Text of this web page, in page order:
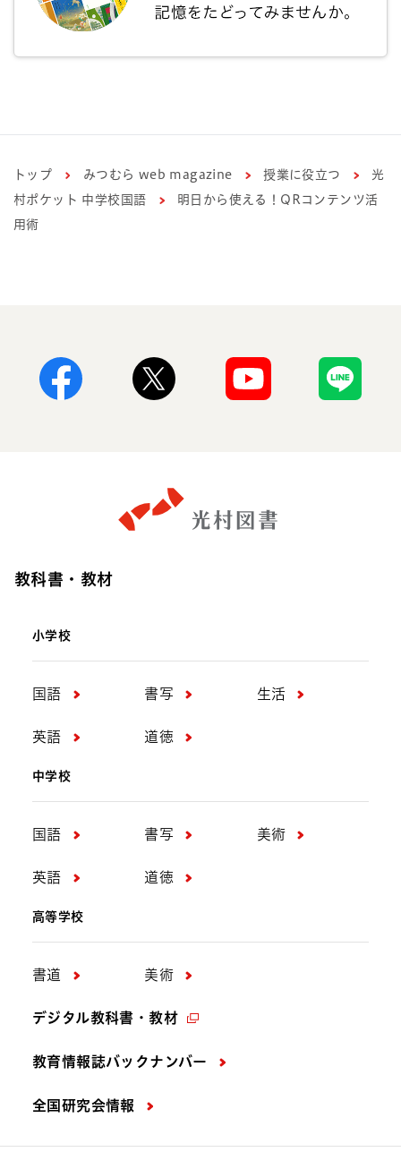
トップ みつむら web magazine 授業に役立つ
光
村ポケット 中学校国語
明日から使える！QRコンテンツ活
用術
教科書・教材
小学校
国語 書写 生活
英語 道徳
中学校
国語 書写 美術
英語 道徳
高等学校
書道 美術
デジタル教科書・教材
教育情報誌バックナンバー
全国研究会情報